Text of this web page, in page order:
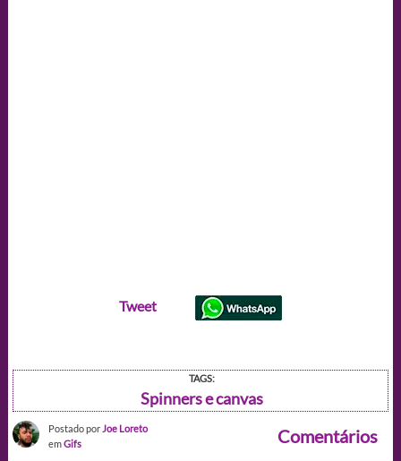
Tweet
TAGS:
Spinners e canvas
Postado por Joe Loreto
emGifs Comentários